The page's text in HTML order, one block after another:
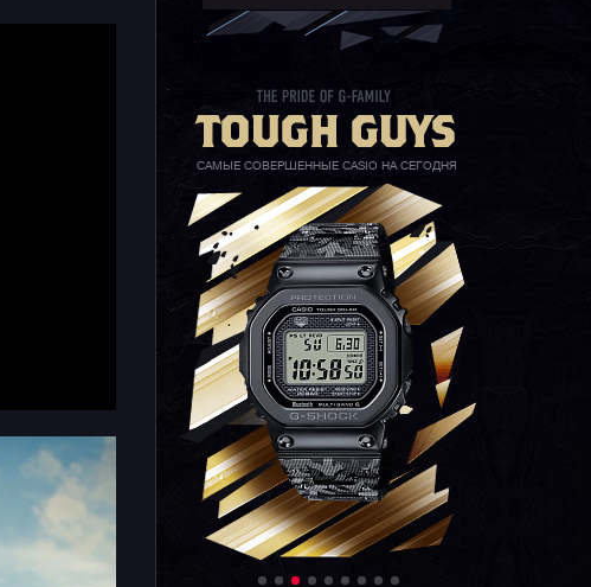
САМЫЕ СОВЕРШЕННЫЕ CASIO НА СЕГОДНЯ